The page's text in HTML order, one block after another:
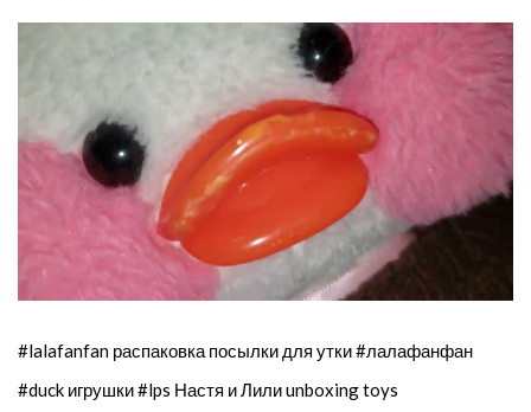
#lalafanfan распаковка посылки для утки #лалафанфан
#duck игрушки #lps Настя и Лили unboxing toys